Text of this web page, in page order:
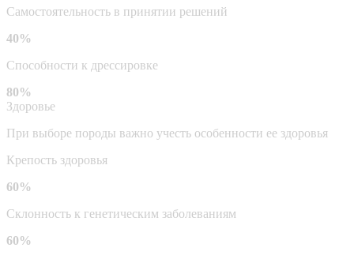
Самостоятельность в принятии решений
40%
Способности к дрессировке
80%
Здоровье
При выборе породы важно учесть особенности ее здоровья
Крепость здоровья
60%
Склонность к генетическим заболеваниям
60%